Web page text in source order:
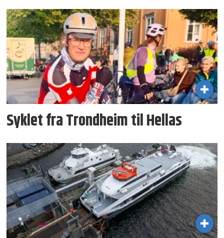
Syklet fra Trondheim til Hellas